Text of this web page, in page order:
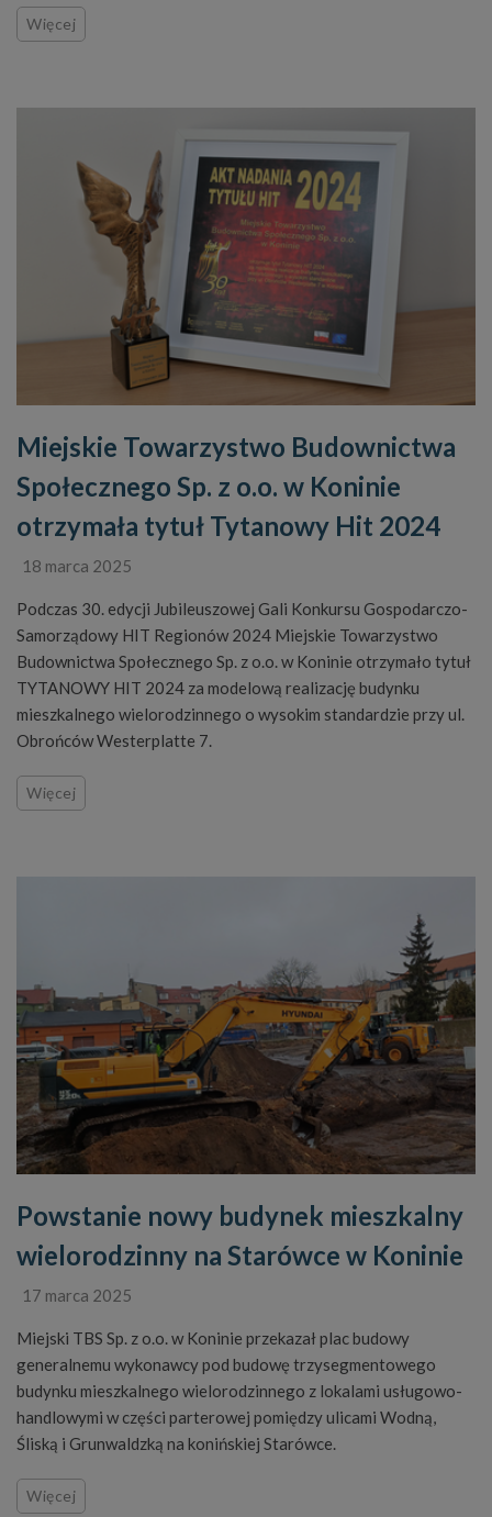
Więcej
Miejskie Towarzystwo Budownictwa
Społecznego Sp. z o.o. w Koninie
otrzymała tytuł Tytanowy Hit 2024
18 marca 2025
Podczas 30. edycji Jubileuszowej Gali Konkursu Gospodarczo-
Samorządowy HIT Regionów 2024 Miejskie Towarzystwo
Budownictwa Społecznego Sp. z o.o. w Koninie otrzymało tytuł
TYTANOWY HIT 2024 za modelową realizację budynku
mieszkalnego wielorodzinnego o wysokim standardzie przy ul.
Obrońców Westerplatte 7.
Więcej
Powstanie nowy budynek mieszkalny
wielorodzinny na Starówce w Koninie
17 marca 2025
Miejski TBS Sp. z o.o. w Koninie przekazał plac budowy
generalnemu wykonawcy pod budowę trzysegmentowego
budynku mieszkalnego wielorodzinnego z lokalami usługowo-
handlowymi w części parterowej pomiędzy ulicami Wodną,
Śliską i Grunwaldzką na konińskiej Starówce.
Więcej